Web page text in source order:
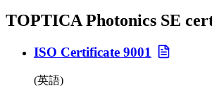
TOPTICA Photonics SE
ISO Certificate 9001
(英語)